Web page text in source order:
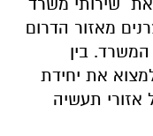
אזורי תעשיה
שילוב
משרדי הממשלה